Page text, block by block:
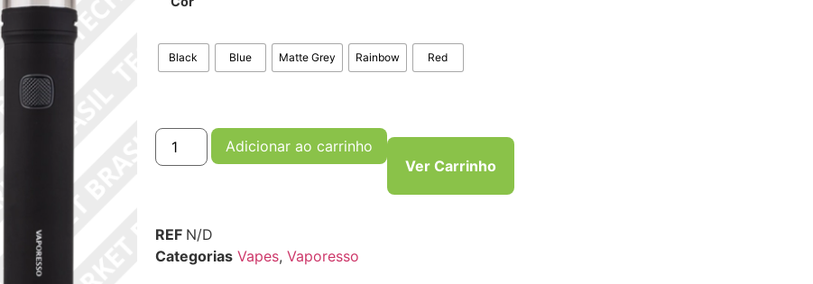
Black Blue Matte Grey Rainbow Red
Adicionar ao carrinho
Ver Carrinho
REF N/D
Categorias Vapes, Vaporesso